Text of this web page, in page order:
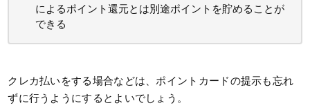
によるポイント還元とは別途ポイントを貯めることが
できる
クレカ払いをする場合などは、ポイントカードの提示も忘れ
ずに行うようにするとよいでしょう。